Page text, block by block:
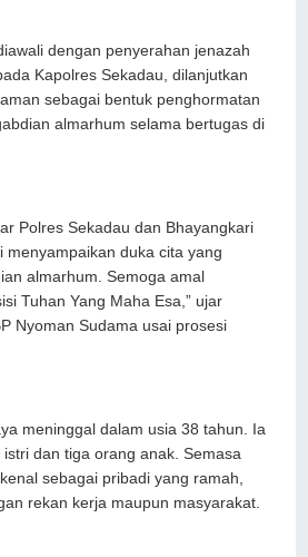
dengan penyerahan jenazah
Kapolres Sekadau, dilanjutkan
sebagai bentuk penghormatan
almarhum selama bertugas di
Polres Sekadau dan Bhayangkari
menyampaikan duka cita yang
almarhum. Semoga amal
Tuhan Yang Maha Esa,” ujar
Nyoman Sudama usai prosesi
meninggal dalam usia 38 tahun. Ia
dan tiga orang anak. Semasa
sebagai pribadi yang ramah,
rekan kerja maupun masyarakat.